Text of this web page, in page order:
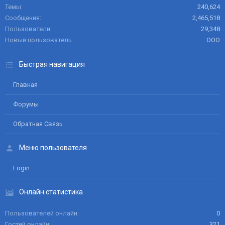
Темы
240,624
Сообщения
2,465,518
Пользователи
29,348
Новый пользователь
ООО
Быстрая навигация
Главная
Форумы
Обратная Связь
Меню пользователя
Login
Онлайн статистика
Пользователей онлайн
0